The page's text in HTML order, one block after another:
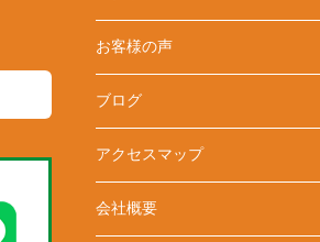
お客様の声
ブログ
アクセスマップ
会社概要